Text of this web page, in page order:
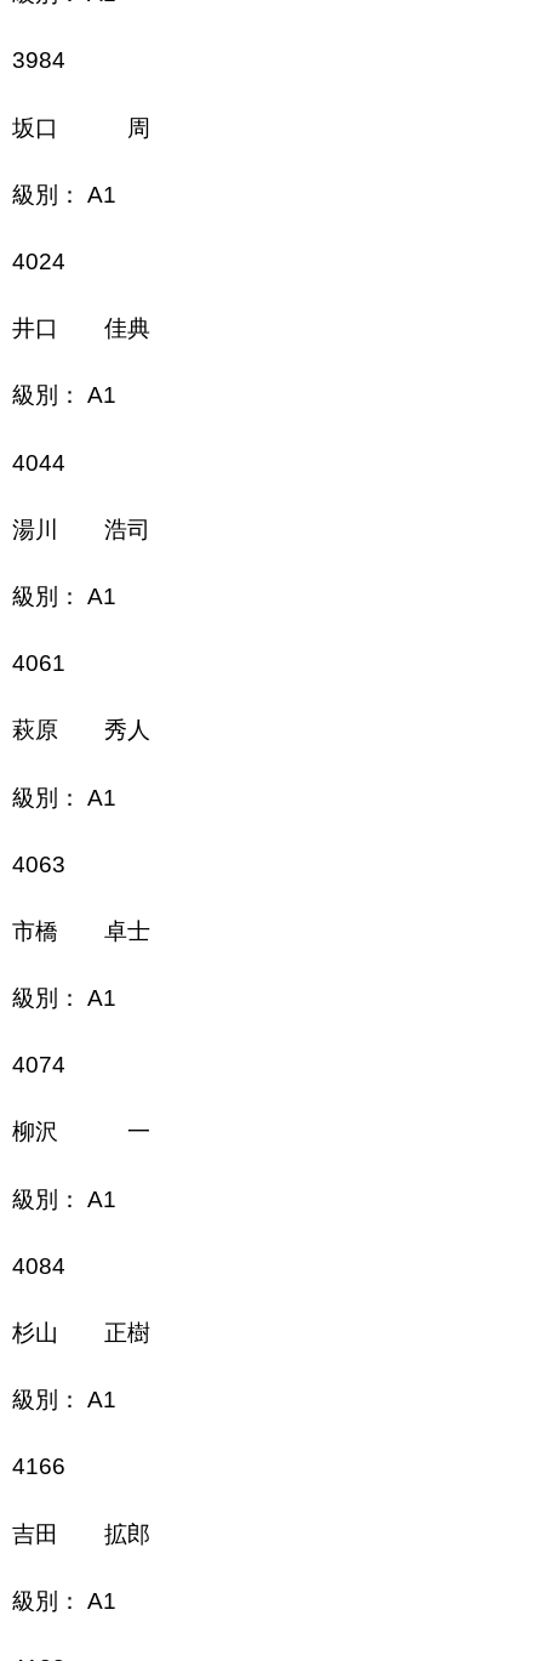
3984
坂口 周
級別： A1
4024
井口 佳典
級別： A1
4044
湯川 浩司
級別： A1
4061
萩原 秀人
級別： A1
4063
市橋 卓士
級別： A1
4074
柳沢 一
級別： A1
4084
杉山 正樹
級別： A1
4166
吉田 拡郎
級別： A1